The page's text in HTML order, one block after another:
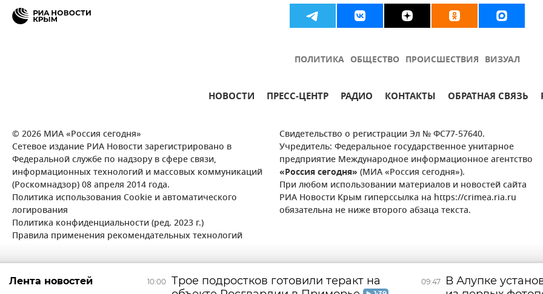
ПОЛИТИКА ОБЩЕСТВО ПРОИСШЕСТВИЯ ВИЗУАЛ
НОВОСТИ ПРЕСС-ЦЕНТР РАДИО КОНТАКТЫ ОБРАТНАЯ СВЯЗЬ
© 2026 МИА «Россия сегодня»
Сетевое издание РИА Новости зарегистрировано в
Федеральной службе по надзору в сфере связи,
информационных технологий и массовых коммуникаций
(Роскомнадзор) 08 апреля 2014 года.
Политика использования Cookie и автоматического
логирования
Политика конфиденциальности (ред. 2023 г.)
Правила применения рекомендательных технологий
Свидетельство о регистрации Эл № ФС77-57640.
Учредитель: Федеральное государственное унитарное
предприятие Международное информационное агентство
«Россия сегодня» (МИА «Россия сегодня»).
При любом использовании материалов и новостей сайта
РИА Новости Крым гиперссылка на https://crimea.ria.ru
обязательна не ниже второго абзаца текста.
10:00
Трое подростков готовили теракт на
09:47
В Алупке
Лента новостей